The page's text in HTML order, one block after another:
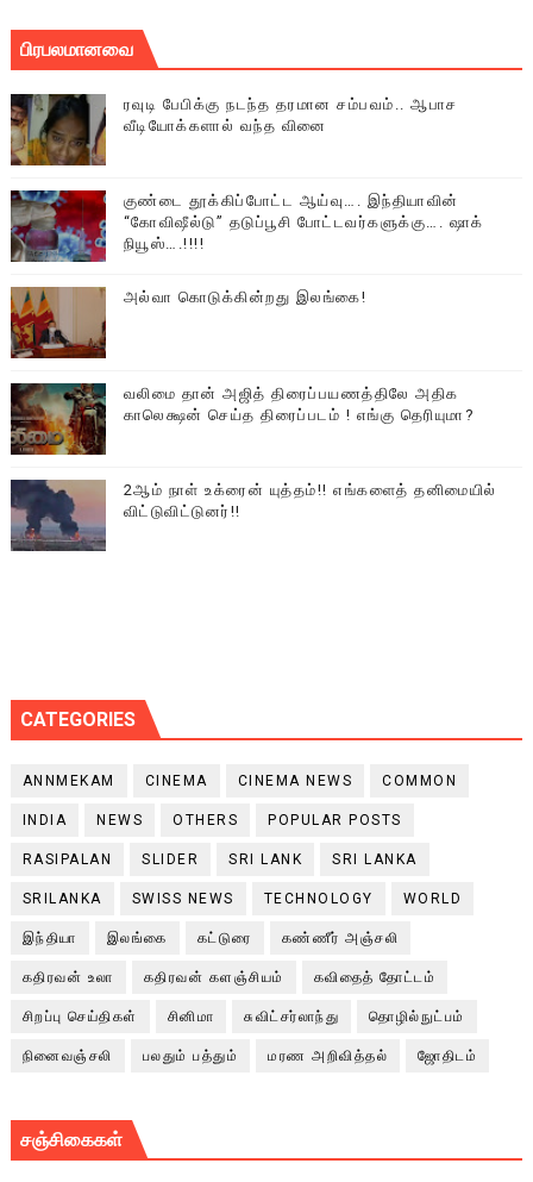
பிரபலமானவை
ரவுடி பேபிக்கு நடந்த தரமான சம்பவம்.. ஆபாச
வீடியோக்களால் வந்த வினை
குண்டை தூக்கிப்போட்ட ஆய்வு…. இந்தியாவின்
“கோவிஷீல்டு” தடுப்பூசி போட்டவர்களுக்கு…. ஷாக்
நியூஸ்….!!!!
அல்வா கொடுக்கின்றது இலங்கை!
வலிமை தான் அஜித் திரைப்பயணத்திலே அதிக
காலெக்ஷன் செய்த திரைப்படம் ! எங்கு தெரியுமா?
2ஆம் நாள் உக்ரைன் யுத்தம்!! எங்களைத் தனிமையில்
விட்டுவிட்டுனர்!!
CATEGORIES
ANNMEKAM CINEMA CINEMA NEWS COMMON
INDIA NEWS OTHERS POPULAR POSTS
RASIPALAN SLIDER SRI LANK SRI LANKA
SRILANKA SWISS NEWS TECHNOLOGY WORLD
இந்தியா இலங்கை கட்டுரை கண்ணீர் அஞ்சலி
கதிரவன் உலா கதிரவன் களஞ்சியம் கவிதைத் தோட்டம்
சிறப்பு செய்திகள் சினிமா சுவிட்சர்லாந்து தொழில்நுட்பம்
நினைவஞ்சலி பலதும் பத்தும் மரண அறிவித்தல் ஜோதிடம்
சஞ்சிகைகள்